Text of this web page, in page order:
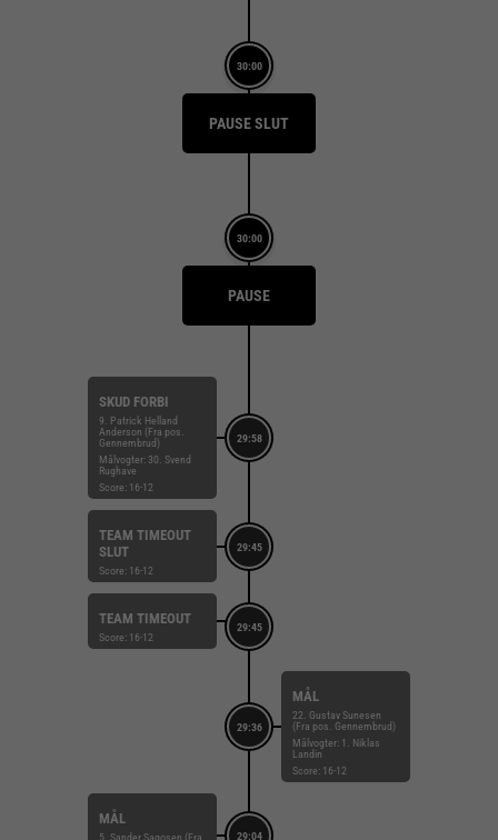
30:00
PAUSE SLUT
30:00
PAUSE
29:58
SKUD FORBI
9. Patrick Helland
Anderson (Fra pos.
Gennembrud)
Målvogter: 30. Svend
Rughave
Score: 16-12
29:45
TEAM TIMEOUT
SLUT
Score: 16-12
29:45
TEAM TIMEOUT
Score: 16-12
29:36
MÅL
22. Gustav Sunesen
(Fra pos. Gennembrud)
Målvogter: 1. Niklas
Landin
Score: 16-12
29:04
MÅL
5. Sander Sagosen (Fra